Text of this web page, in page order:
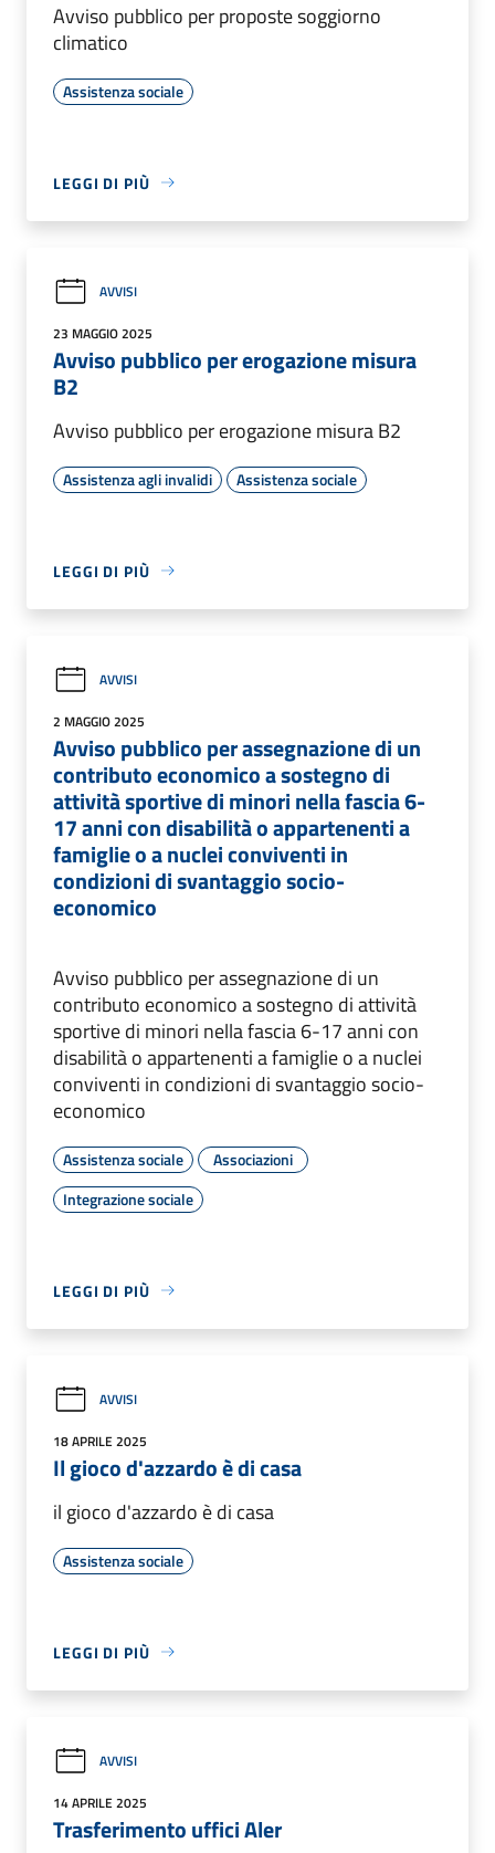
Avviso pubblico per proposte soggiorno
climatico
Assistenza sociale
LEGGI DI PIÙ
AVVISI
23 MAGGIO 2025
Avviso pubblico per erogazione misura
B2
Avviso pubblico per erogazione misura B2
Assistenza agli invalidi Assistenza sociale
LEGGI DI PIÙ
AVVISI
2 MAGGIO 2025
Avviso pubblico per assegnazione di un
contributo economico a sostegno di
attività sportive di minori nella fascia 6-
17 anni con disabilità o appartenenti a
famiglie o a nuclei conviventi in
condizioni di svantaggio socio-
economico
Avviso pubblico per assegnazione di un
contributo economico a sostegno di attività
sportive di minori nella fascia 6-17 anni con
disabilità o appartenenti a famiglie o a nuclei
conviventi in condizioni di svantaggio socio-
economico
Assistenza sociale
Associazioni
Integrazione sociale
LEGGI DI PIÙ
AVVISI
18 APRILE 2025
Il gioco d'azzardo è di casa
il gioco d'azzardo è di casa
Assistenza sociale
LEGGI DI PIÙ
AVVISI
14 APRILE 2025
Trasferimento uffici Aler